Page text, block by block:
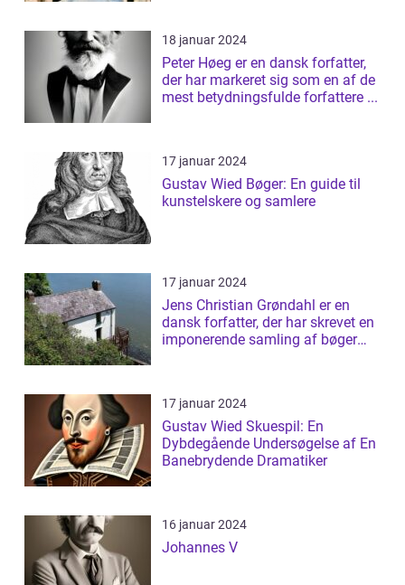
18 januar 2024
Peter Høeg er en dansk forfatter,
der har markeret sig som en af de
mest betydningsfulde forfattere ...
17 januar 2024
Gustav Wied Bøger: En guide til
kunstelskere og samlere
17 januar 2024
Jens Christian Grøndahl er en
dansk forfatter, der har skrevet en
imponerende samling af bøger
17 januar 2024
Gustav Wied Skuespil: En
Dybdegående Undersøgelse af En
Banebrydende Dramatiker
16 januar 2024
Johannes V